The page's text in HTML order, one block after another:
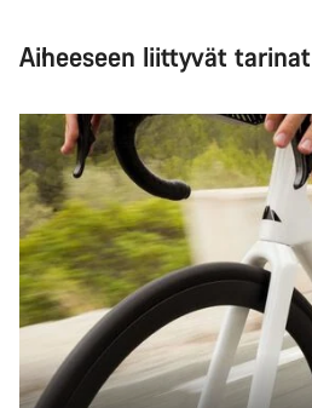
Aiheeseen liittyvät tarinat